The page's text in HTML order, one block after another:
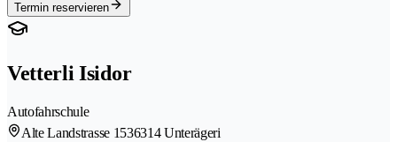
Termin reservieren
Vetterli Isidor
Autofahrschule
Alte Landstrasse 1536314 Unterägeri